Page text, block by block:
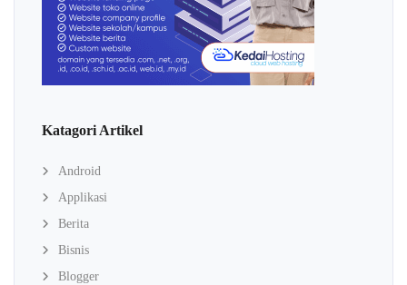
Katagori Artikel
Android
Applikasi
Berita
Bisnis
Blogger